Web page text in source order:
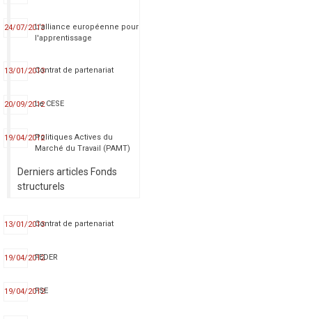
24/07/2013L'alliance européenne pour
l'apprentissage
13/01/2013Contrat de partenariat
20/09/2012Le CESE
19/04/2012Politiques Actives du
Marché du Travail (PAMT)
Derniers articles Fonds
structurels
13/01/2013Contrat de partenariat
19/04/2012FEDER
19/04/2012
FSE